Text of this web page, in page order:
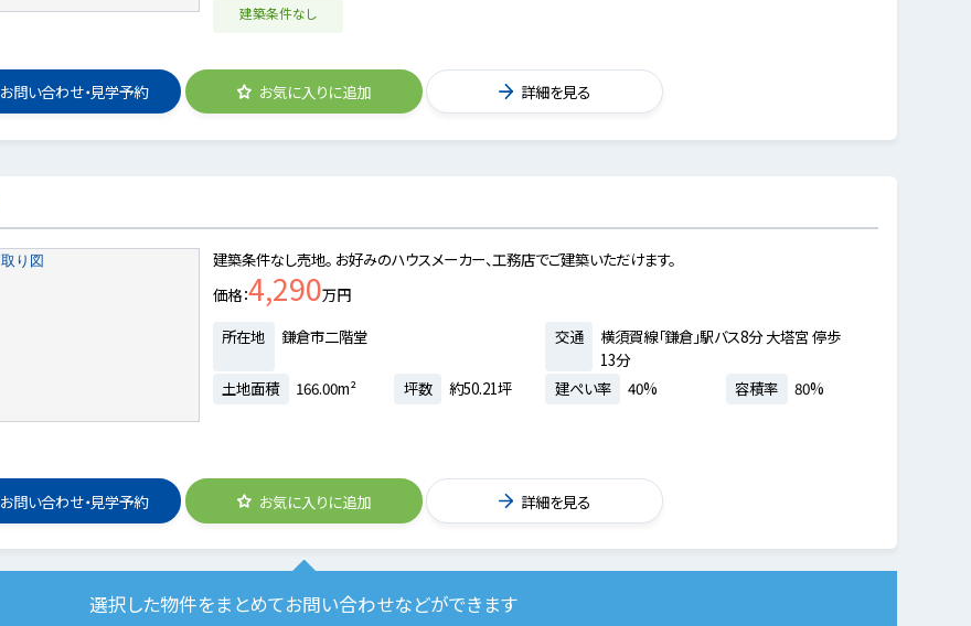
建築条件なし
お問い合わせ・見学予約 お気に入りに追加 詳細を見る
建築条件なし売地。 お好みのハウスメーカー、工務店でご建築いただけます。
価格 4,290万円
所在地
鎌倉市二階堂 交通
横須賀線「鎌倉」駅バス8分 大塔宮 停歩
13分
土地面積
166.00m² 坪数 約50.21坪 建ぺい率 40% 容積率 80%
お問い合わせ・見学予約 お気に入りに追加 詳細を見る
選択した物件をまとめてお問い合わせなどができます